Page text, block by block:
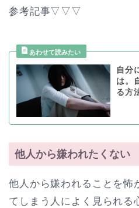
参考記事▽▽▽
自分
は。
る方
他人から嫌われたくない
他人から嫌われることを怖
てしまう人によく見られる